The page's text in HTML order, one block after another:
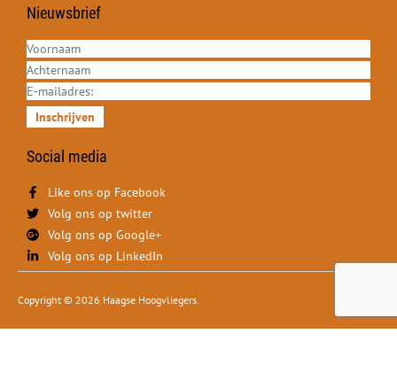
Nieuwsbrief
Inschrijven
Social media
Like ons op Facebook
Volg ons op twitter
Volg ons op Google+
Volg ons op LinkedIn
Copyright © 2026 Haagse Hoogvliegers.